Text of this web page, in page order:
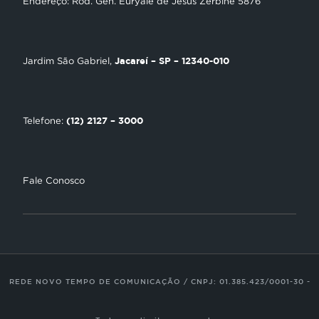
Jardim São Gabriel, Jacareí – SP – 12340-010
Telefone: (12) 2127 – 3000
Fale Conosco
REDE NOVO TEMPO DE COMUNICAÇÃO / CNPJ: 01.385.423/0001-30 -